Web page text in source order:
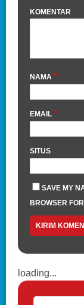
KOMENTAR
NAMA *
EMAIL *
SITUS
SAVE MY
BROWSER
loading...